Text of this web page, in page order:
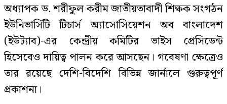
অধ্যাপক ড. শরীফুল করীম জাতীয়তাবাদী শিক্ষক সংগঠন
ইউনিভার্সিটি টিচার্স অ্যাসোসিয়েশন অব বাংলাদেশ
(ইউট্যাব)-এর কেন্দ্রীয় কমিটির ভাইস প্রেসিডেন্ট
হিসেবেও দায়িত্ব পালন করে আসছেন। গবেষণা ক্ষেত্রেও
তার রয়েছে দেশি-বিদেশি বিভিন্ন জার্নালে গুরুত্বপূর্ণ
প্রকাশনা।